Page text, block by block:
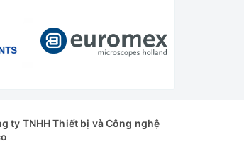
ty TNHH Thiết bị và Công nghệ